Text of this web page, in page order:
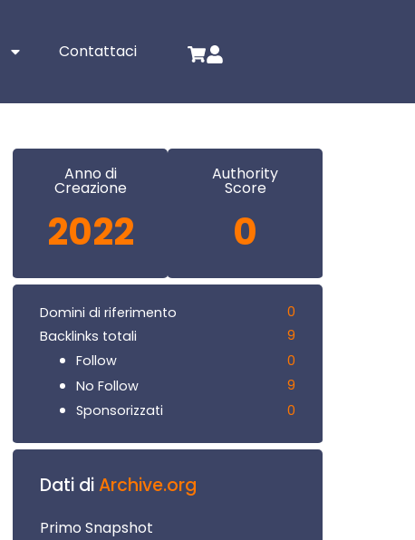
Contattaci
Anno di
Creazione
2022
Authority
Score
0
Domini di riferimento
0
Backlinks totali
9
Follow
0
No Follow
9
Sponsorizzati
0
Dati diArchive.org
Primo Snapshot